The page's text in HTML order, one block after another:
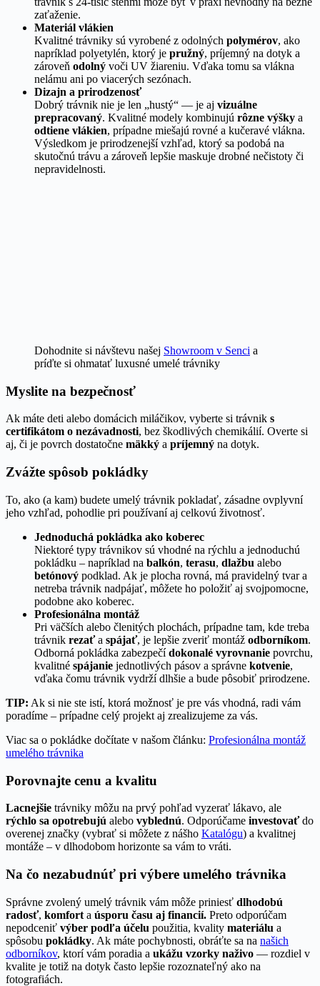
zaťaženie.
Materiál vlákien
Kvalitné trávniky sú vyrobené z odolných polymérov, ako
napríklad polyetylén, ktorý je pružný, príjemný na dotyk a
zároveň odolný voči UV žiareniu. Vďaka tomu sa vlákna
nelámu ani po viacerých sezónach.
Dizajn a prirodzenosť
Dobrý trávnik nie je len „hustý“ — je aj vizuálne
prepracovaný. Kvalitné modely kombinujú rôzne výšky a
odtiene vlákien, prípadne miešajú rovné a kučeravé vlákna.
Výsledkom je prirodzenejší vzhľad, ktorý sa podobá na
skutočnú trávu a zároveň lepšie maskuje drobné nečistoty či
nepravidelnosti.
Dohodnite si návštevu našej Showroom v Senci a
príďte si ohmatať luxusné umelé trávniky
Myslite na bezpečnosť
Ak máte deti alebo domácich miláčikov, vyberte si trávnik s
certifikátom o nezávadnosti, bez škodlivých chemikálií. Overte si
aj, či je povrch dostatočne mäkký a príjemný na dotyk.
Zvážte spôsob pokládky
To, ako (a kam) budete umelý trávnik pokladať, zásadne ovplyvní
jeho vzhľad, pohodlie pri používaní aj celkovú životnosť.
Jednoduchá pokládka ako koberec
Niektoré typy trávnikov sú vhodné na rýchlu a jednoduchú
pokládku – napríklad na balkón, terasu, dlažbu alebo
betónový podklad. Ak je plocha rovná, má pravidelný tvar a
netreba trávnik nadpájať, môžete ho položiť aj svojpomocne,
podobne ako koberec.
Profesionálna montáž
Pri väčších alebo členitých plochách, prípadne tam, kde treba
trávnik rezaťa spájať, je lepšie zveriť montáž odborníkom.
Odborná pokládka zabezpečídokonalé vyrovnanie povrchu,
kvalitné spájanie jednotlivých pásov a správne kotvenie,
vďaka čomu trávnik vydrží dlhšie a bude pôsobiť prirodzene.
TIP: Ak si nie ste istí, ktorá možnosť je pre vás vhodná, radi vám
poradíme – prípadne celý projekt aj zrealizujeme za vás.
Viac sa o pokládke dočítate v našom článku: Profesionálna montáž
umelého trávnika
Porovnajte cenu a kvalitu
Lacnejšie trávniky môžu na prvý pohľad vyzerať lákavo, ale
rýchlo sa opotrebujú alebo vyblednú. Odporúčame investovaťdo
overenej značky (vybrať si môžete z nášho Katalógu) a kvalitnej
montáže – v dlhodobom horizonte sa vám to vráti.
Na čo nezabudnúť pri výbere umelého trávnika
Správne zvolený umelý trávnik vám môže priniesť dlhodobú
radosť, komfort a úsporu času aj financií. Preto odporúčam
nepodceniť výber podľa účelu použitia, kvality materiálu a
spôsobu pokládky. Ak máte pochybnosti, obráťte sa na našich
odborníkov, ktorí vám poradia a ukážu vzorky naživo — rozdiel v
kvalite je totiž na dotyk často lepšie rozoznateľný ako na
fotografiách.